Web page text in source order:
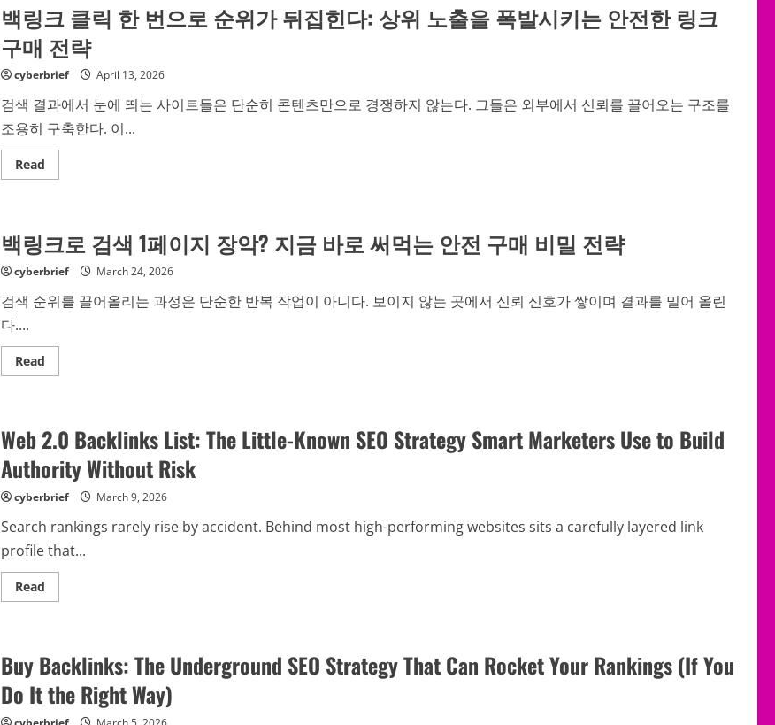
라
시
폭
로:
한
국
에
이
전
시
고
르
기
시
알
야
충
격
진
실
백링크 클릭 한 번으로 순위가 뒤집힌다: 상위 노출을 폭발시키는 안전한 링크
구매 전략
cyberbrief April 13, 2026
검색 결과에서 눈에 띄는 사이트들은 단순히 콘텐츠만으로 경쟁하지 않는다. 그들은 외부에서 신뢰를 끌어오는 구조를
조용히 구축한다. 이...
ReadRead
more
클
릭
번
로
순
뒤
집
힌
출
을
발
키
안
전
한
링
크
구
매
백링크로 검색 1페이지 장악? 지금 바로 써먹는 안전 구매 비밀 전략
cyberbrief March 24, 2026
검색 순위를 끌어올리는 과정은 단순한 반복 작업이 아니다. 보이지 않는 곳에서 신뢰 신호가 쌓이며 결과를 밀어 올린
다....
ReadRead
more
로
검
1
페
이
장
악?
지
금
바
로
써
구
매
비
밀
전
략
Web 2.0 Backlinks List: The Little-Known SEO Strategy Smart Marketers Use to Build
Authority Without Risk
cyberbrief March 9, 2026
Search rankings rarely rise by accident. Behind most high-performing websites sits a carefully layered link
profile that...
ReadRead
more
List:
The
Little-
Known
Buy Backlinks: The Underground SEO Strategy That Can Rocket Your Rankings (If You
Do It the Right Way)